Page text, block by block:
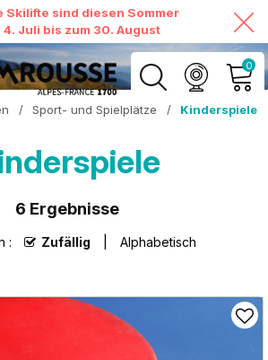
Skilifte sind diesen Sommer
Juli bis zum 30. August
0
MEIN KONTO
MEINEN WARENKORB
/ Sport- und Spielplätze / Kinderspiele
6 Ergebnisse
: Zufällig Alphabetisch